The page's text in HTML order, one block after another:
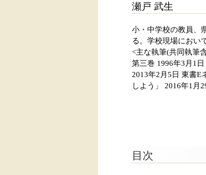
瀬戸 武生
小・中学校の教員、
る。学校現場におい
<主な執筆(共同執筆
第三巻 1996年3月1
2013年2月5日 東書E
しよう」 2016年1月
目次